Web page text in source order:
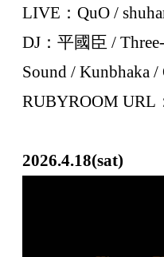
LIVE：QuO /
DJ：平國臣 /
Sound / Kunbhaka /
RUBYROOM URL
2026.4.18(sat)